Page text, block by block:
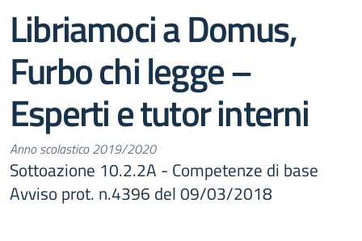
Libriamoci a Domus,
Furbo chi legge –
Esperti e tutor interni
Anno scolastico 2019/2020
Sottoazione 10.2.2A - Competenze di base
Avviso prot. n.4396 del 09/03/2018